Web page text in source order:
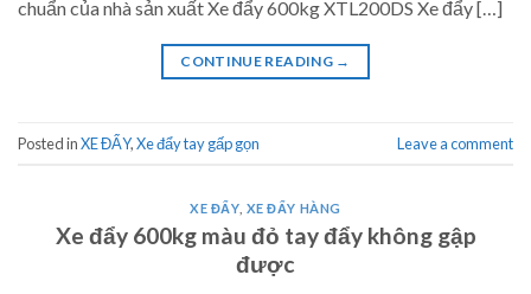
chuẩn của nhà sản xuất Xe đẩy 600kg XTL200DS Xe đẩy […]
CONTINUE READING →
Posted inXE ĐẨY,Xe đẩy tay gấp gọn Leave a comment
XE ĐẨY, XE ĐẨY HÀNG
Xe đẩy 600kg màu đỏ tay đẩy không gập
được